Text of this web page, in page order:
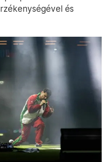
és